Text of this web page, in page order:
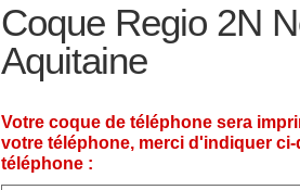
Coque Regio 2N
Aquitaine
Votre coque de téléphone sera
votre téléphone, merci d'indiquer
téléphone :